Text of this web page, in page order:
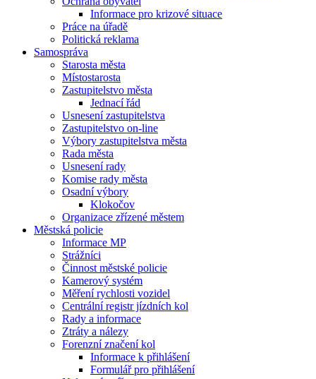
Informace pro krizové situace
Práce na úřadě
Politická reklama
Samospráva
Starosta města
Místostarosta
Zastupitelstvo města
Jednací řád
Usnesení zastupitelstva
Zastupitelstvo on-line
Výbory zastupitelstva města
Rada města
Usnesení rady
Komise rady města
Osadní výbory
Klokočov
Organizace zřízené městem
Městská policie
Informace MP
Strážníci
Činnost městské policie
Kamerový systém
Měření rychlosti vozidel
Centrální registr jízdních kol
Rady a informace
Ztráty a nálezy
Forenzní značení kol
Informace k přihlášení
Formulář pro přihlášení